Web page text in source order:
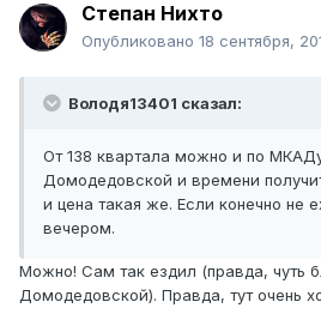
Степан Нихто
Опубликовано 18 сентября,
Володя13401 сказал:
От 138 квартала можно и по
Домодедовской и времени
и цена такая же. Если конечно не
вечером.
Можно! Сам так ездил (правда, чуть
Домодедовской). Правда, тут очень